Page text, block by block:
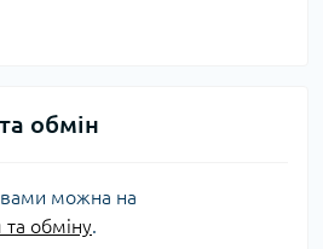
обмін
можна на
обміну